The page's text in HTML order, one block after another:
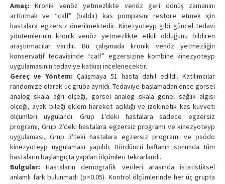
Amaç: Kronik venöz yetmezlikte venöz geri dönüş zamanını
arttırmak ve “calf” (baldır) kas pompasını restore etmek için
hastalara egzersiz önerilmektedir. Kinezyoteyp gibi güncel tedavi
yöntemlerinin kronik venöz yetmezlikte etkili olduğunu bildiren
araştırmacılar vardır. Bu çalışmada kronik venöz yetmezliğin
konservatif tedavisinde “calf” egzersizine kombine kinezyoteyp
uygulamasının tedaviye katkısı incelenecektir.
Gereç ve Yöntem: Çalışmaya 51 hasta dahil edildi. Katılımcılar
randomize olarak üç gruba ayrıldı. Tedaviye başlamadan önce görsel
analog skala ağrı ölçeği, görsel analog skala genel sağlık algısı
ölçeği, ayak bileği eklem hareket açıklığı ve izokinetik kas kuvveti
ölçümleri uygulandı. Grup 1’deki hastalara sadece egzersiz
programı, Grup 2’deki hastalara egzersiz programı ve kinezyoteyp
uygulaması, Grup 3’teki hastalara egzersiz programı ve psödo
kinezyoteyp uygulaması yapıldı. Dördüncü haftanın sonunda tüm
hastaların başlangıçta yapılan ölçümleri tekrarlandı.
Bulgular: Hastaların demografik verileri arasında istatistiksel
anlamlı fark bulunmadı (p>0.05). Kontrol ölçümlerinde her üç grupta